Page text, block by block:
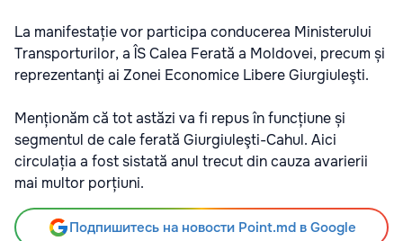
La manifestație vor participa conducerea Ministerului
Transporturilor, a ÎS Calea Ferată a Moldovei, precum și
reprezentanţi ai Zonei Economice Libere Giurgiuleşti.
Menționăm că tot astăzi va fi repus în funcțiune și
segmentul de cale ferată Giurgiuleşti-Cahul. Aici
circulația a fost sistată anul trecut din cauza avarierii
mai multor porțiuni.
Подпишитесь на новости Point.md в Google